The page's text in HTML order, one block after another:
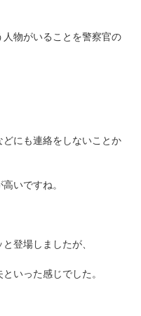
物がいることを警察官の
にも連絡をしないことか
いですね。
登場しましたが、
いった感じでした。